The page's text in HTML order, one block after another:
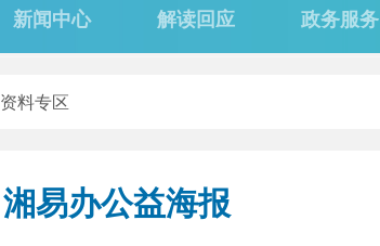
新闻中心 解读回应 政务服务
资料专区
湘易办公益海报